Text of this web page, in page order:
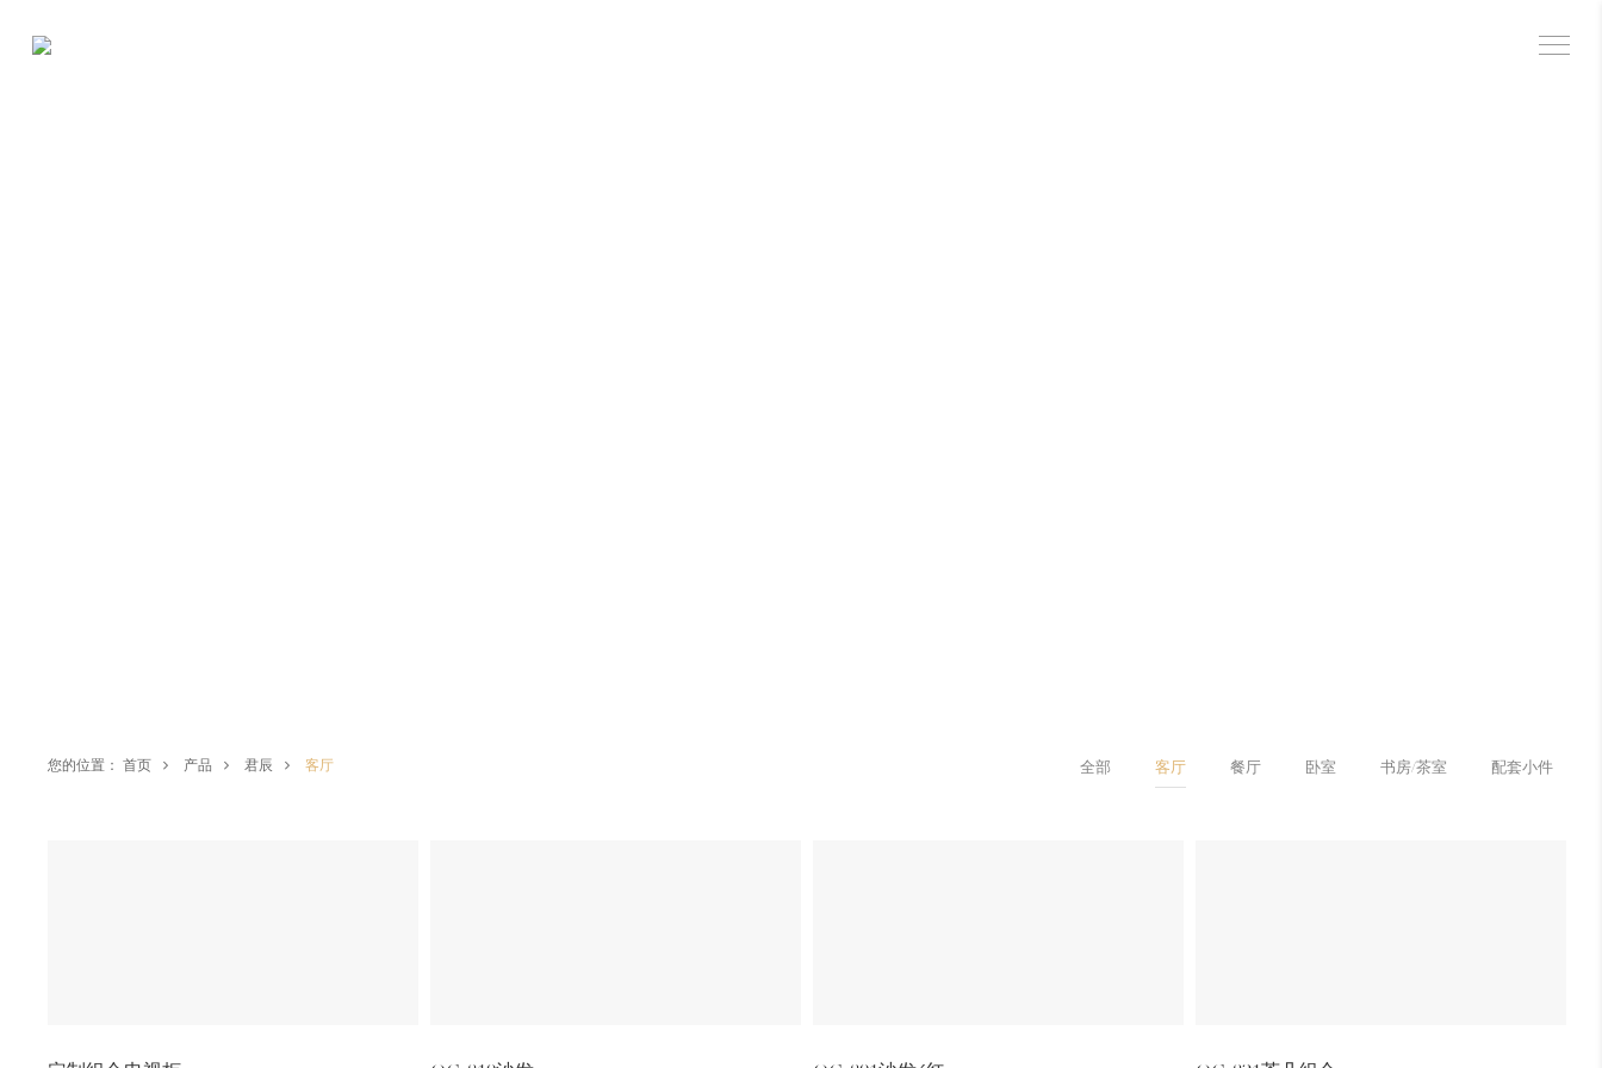
您的位置：首页 产品 君辰 客厅 全部 客厅 餐厅 卧室 书房/茶室 配套小件